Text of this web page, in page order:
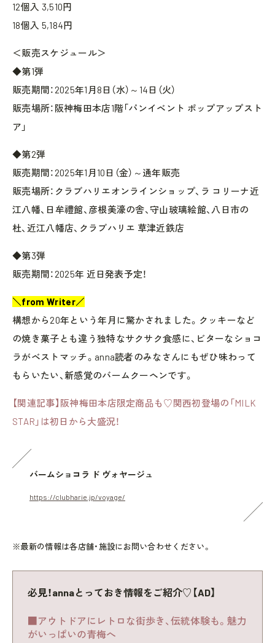
12個入 3,510円
18個入 5,184円
＜販売スケジュール＞
◆第1弾
販売期間：2025年1月8日（水）～14日（火）
販売場所：阪神梅田本店1階「パンイベント ポップアップスト
ア」
◆第2弾
販売期間：2025年1月10日（金）～通年販売
販売場所：クラブハリエオンラインショップ、ラ コリーナ近
江八幡、日牟禮館、彦根美濠の舎、守山玻璃絵館、八日市の
杜、近江八幡店、クラブハリエ 草津近鉄店
◆第3弾
販売期間：2025年 近日発表予定！
＼from Writer／
構想から20年という年月に驚かされました。クッキーなど
の焼き菓子とも違う独特なサクサク食感に、ビターなショコ
ラがベストマッチ。anna読者のみなさんにもぜひ味わって
もらいたい、新感覚のバームクーヘンです。
【関連記事】阪神梅田本店限定商品も♡関西初登場の「MILK
STAR」は初日から大盛況！
バームショコラ ド ヴォヤージュ
https://clubharie.jp/voyage/
※最新の情報は各店舗・施設にお問い合わせください。
必見！annaとっておき情報をご紹介♡【AD】
■アウトドアにレトロな街歩き、伝統体験も。魅力
がいっぱいの青梅へ